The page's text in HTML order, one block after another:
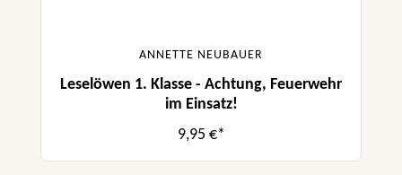
ANNETTE NEUBAUER
Leselöwen 1. Klasse - Achtung, Feuerwehr
im Einsatz!
9,95 €*